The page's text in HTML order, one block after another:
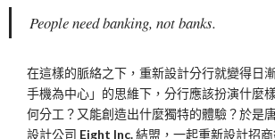
People need banking, not banks.
在這樣的脈絡之下，重新設計分行就變得日
手機為中心」的思維下，分行應該扮演什麼
何分工？又能創造出什麼獨特的體驗？於是
設計公司 Eight Inc.結盟，一起重新設計招